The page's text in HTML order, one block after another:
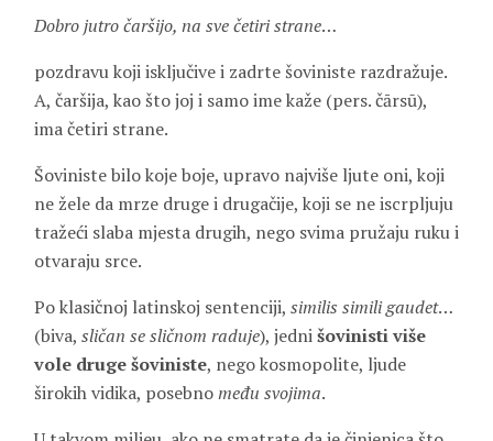
Dobro jutro čaršijo, na sve četiri strane…
pozdravu koji isključive i zadrte šoviniste razdražuje.
A, čaršija, kao što joj i samo ime kaže (pers. čārsū),
ima četiri strane.
Šoviniste bilo koje boje, upravo najviše ljute oni, koji
ne žele da mrze druge i drugačije, koji se ne iscrpljuju
tražeći slaba mjesta drugih, nego svima pružaju ruku i
otvaraju srce.
Po klasičnoj latinskoj sentenciji, similis simili gaudet…
(biva, sličan se sličnom raduje), jednišovinisti više
vole druge šoviniste, nego kosmopolite, ljude
širokih vidika, posebnomeđu svojima.